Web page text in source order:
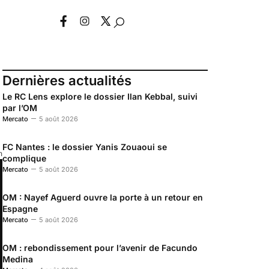
Dernières actualités
Le RC Lens explore le dossier Ilan Kebbal, suivi
par l’OM
Mercato 5 août 2026
FC Nantes : le dossier Yanis Zouaoui se
complique
Mercato 5 août 2026
OM : Nayef Aguerd ouvre la porte à un retour en
Espagne
Mercato 5 août 2026
OM : rebondissement pour l’avenir de Facundo
Medina